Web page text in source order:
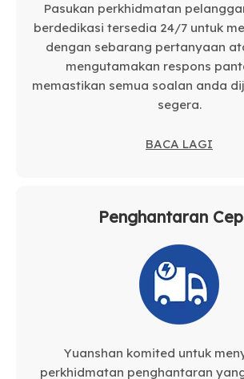
Pasukan perkhidmatan
berdedikasi tersedia 24/7 untuk
dengan sebarang pertanyaan
mengutamakan respons
memastikan semua soalan anda
segera.
BACA LAGI
Penghantaran
Yuanshan komited untuk
perkhidmatan penghantaran